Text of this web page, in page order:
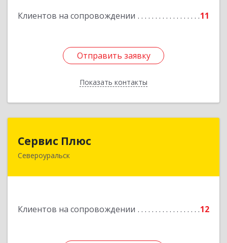
Клиентов на сопровождении 11
Отправить заявку
Показать контакты
Подробнее
Отправить заявку
Назад
Сервис Плюс
Североуральск
Клиентов на сопровождении 12
624480, Свердловская обл, Североуральск г,